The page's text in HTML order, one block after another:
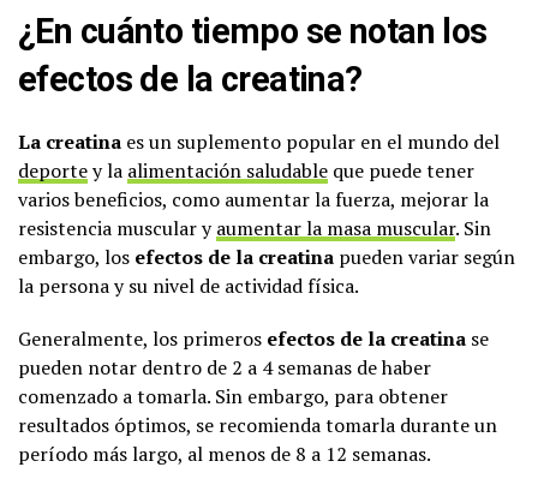
¿En cuánto tiempo se notan los
efectos de la creatina?
La creatina es un suplemento popular en el mundo del
deportey la alimentación saludable que puede tener
varios beneficios, como aumentar la fuerza, mejorar la
resistencia muscular yaumentar la masa muscular. Sin
embargo, los efectos de la creatina pueden variar según
la persona y su nivel de actividad física.
Generalmente, los primeros efectos de la creatina se
pueden notar dentro de 2 a 4 semanas de haber
comenzado a tomarla. Sin embargo, para obtener
resultados óptimos, se recomienda tomarla durante un
período más largo, al menos de 8 a 12 semanas.